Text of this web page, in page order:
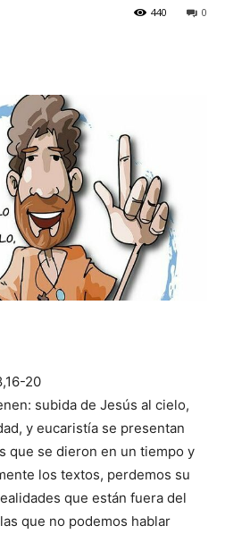
0
440
20
subida de Jesús al cielo,
y eucaristía se presentan
que se dieron en un tiempo y
los textos, perdemos su
que están fuera del
que no podemos hablar